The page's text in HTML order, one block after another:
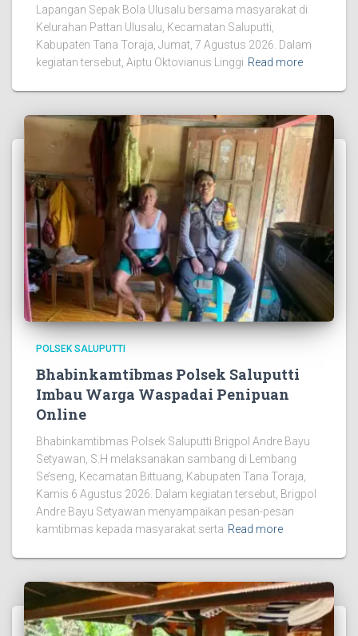
Lapangan Sepak Bola Ulusalu bersama masyarakat di
Kelurahan Pattan Ulusalu, Kecamatan Saluputti,
Kabupaten Tana Toraja, Jumat, 7 Agustus 2026. Dalam
kegiatan tersebut, Aiptu Oktovianus Linggi Read more
POLSEK SALUPUTTI
Bhabinkamtibmas Polsek Saluputti
Imbau Warga Waspadai Penipuan
Online
Bhabinkamtibmas Polsek Saluputti Brigpol Andre Bayu
Setyawan, S.H melaksanakan sambang di Lembang
Se’seng, Kecamatan Bittuang, Kabupaten Tana Toraja,
Kamis 6 Agustus 2026. Dalam kegiatan tersebut, Brigpol
Andre Bayu Setyawan menyampaikan pesan-pesan
kamtibmas kepada masyarakat serta Read more